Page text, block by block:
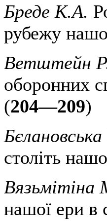
Бреде К.А.
рубежу
Ветштейн
оборонних
(204—209)
століть
Вязьмітіна
нашої ери в